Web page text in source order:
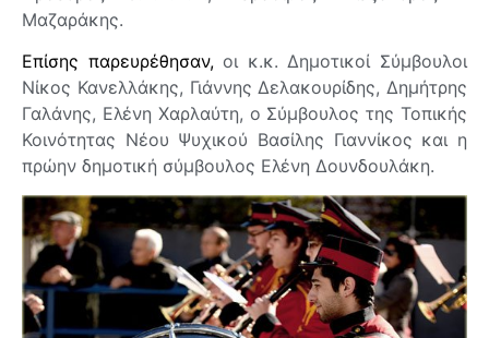
Μαζαράκης.
Επίσης παρευρέθησαν,οι κ.κ. Δημοτικοί Σύμβουλοι
Νίκος Κανελλάκης, Γιάννης Δελακουρίδης, Δημήτρης
Γαλάνης, Ελένη Χαρλαύτη, ο Σύμβουλος της Τοπικής
Κοινότητας Νέου Ψυχικού Βασίλης Γιαννίκος και η
πρώην δημοτική σύμβουλος Ελένη Δουνδουλάκη.